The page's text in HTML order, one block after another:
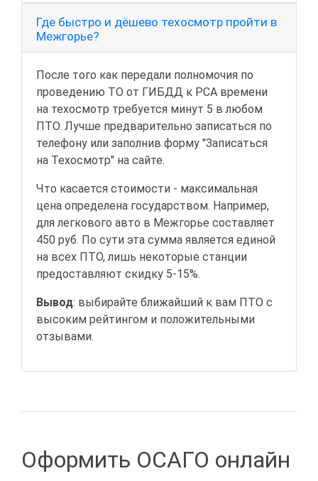
Где быстро и дёшево техосмотр пройти в
Межгорье?
После того как передали полномочия по
проведению ТО от ГИБДД к РСА времени
на техосмотр требуется минут 5 в любом
ПТО. Лучше предварительно записаться по
телефону или заполнив форму "Записаться
на Техосмотр" на сайте.
Что касается стоимости - максимальная
цена определена государством. Например,
для легкового авто в Межгорье составляет
450 руб. По сути эта сумма является единой
на всех ПТО, лишь некоторые станции
предоставляют скидку 5-15%.
Вывод: выбирайте ближайший к вам ПТО с
высоким рейтингом и положительными
отзывами.
Оформить ОСАГО онлайн